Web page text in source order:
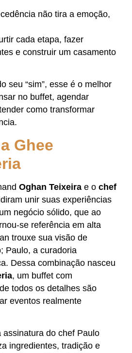
não tira a emoção,
cada etapa, fazer
e construir um casamento
seu “sim”, esse é o melhor
no buffet, agendar
como transformar
Ghee
Oghan Teixeira e o chef
unir suas experiências
negócio sólido, que ao
se referência em alta
trouxe sua visão de
Paulo, a curadoria
Dessa combinação nasceu
, um buffet com
todos os detalhes são
eventos realmente
assinatura do chef Paulo
ingredientes, tradição e